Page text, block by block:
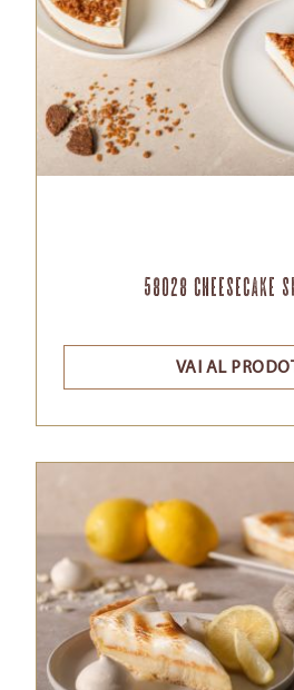
58028 Cheesecake
VAI AL